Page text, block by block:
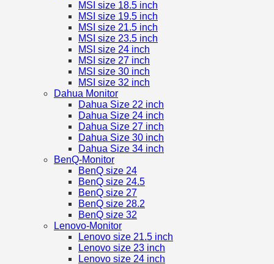
MSI size 18.5 inch
MSI size 19.5 inch
MSI size 21.5 inch
MSI size 23.5 inch
MSI size 24 inch
MSI size 27 inch
MSI size 30 inch
MSI size 32 inch
Dahua Monitor
Dahua Size 22 inch
Dahua Size 24 inch
Dahua Size 27 inch
Dahua Size 30 inch
Dahua Size 34 inch
BenQ-Monitor
BenQ size 24
BenQ size 24.5
BenQ size 27
BenQ size 28.2
BenQ size 32
Lenovo-Monitor
Lenovo size 21.5 inch
Lenovo size 23 inch
Lenovo size 24 inch